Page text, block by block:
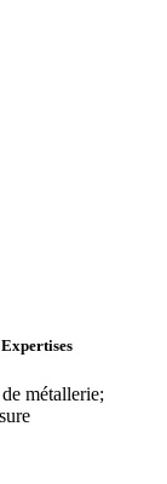
Expertises
métallerie;